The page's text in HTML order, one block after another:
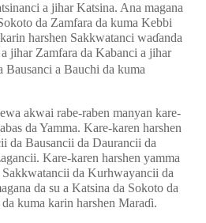
a jihar Katsina. Ana magana
da Zamfara da kuma Kebbi
harshen Sakkwatanci waɗanda
jihar Zamfara da Kabanci a jihar
Bausanci a Bauchi da kuma
akwai rabe-raben manyan kare-
da Yamma. Kare-karen harshen
da Bausancii da Daurancii da
Kare-karen harshen yamma
da Kurhwayancii da
da su a Katsina da Sokoto da
kuma karin harshen Maraɗi.